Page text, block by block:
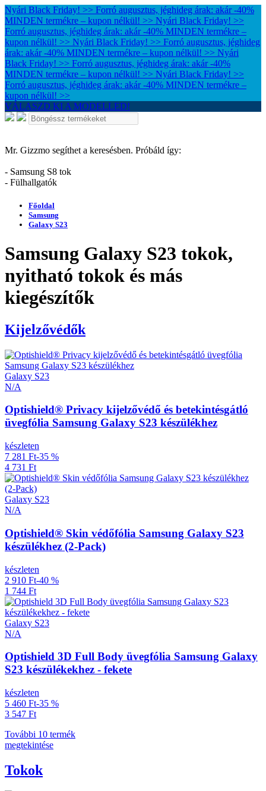
Nyári Black Friday! >> Forró augusztus, jéghideg árak: akár -40%
MINDEN termékre – kupon nélkül! >> Nyári Black Friday! >>
Forró augusztus, jéghideg árak: akár -40% MINDEN termékre –
kupon nélkül! >> Nyári Black Friday! >> Forró augusztus, jéghideg
árak: akár -40% MINDEN termékre – kupon nélkül! >> Nyári
Black Friday! >> Forró augusztus, jéghideg árak: akár -40%
MINDEN termékre – kupon nélkül! >> Nyári Black Friday! >>
Forró augusztus, jéghideg árak: akár -40% MINDEN termékre –
kupon nélkül! >>
VÁLASZD KI A MODELLED!
Mr. Gizzmo segíthet a keresésben. Próbáld így:
- Samsung S8 tok
- Fülhallgatók
Főoldal
Samsung
Galaxy S23
Samsung Galaxy S23 tokok,
nyitható tokok és más
kiegészítők
Kijelzővédők
Galaxy S23
N/A
Optishield® Privacy kijelzővédő és betekintésgátló
üvegfólia Samsung Galaxy S23 készülékhez
készleten
7 281 Ft-35 %
4 731 Ft
Galaxy S23
N/A
Optishield® Skin védőfólia Samsung Galaxy S23
készülékhez (2-Pack)
készleten
2 910 Ft-40 %
1 744 Ft
Galaxy S23
N/A
Optishield 3D Full Body üvegfólia Samsung Galaxy
S23 készülékekhez - fekete
készleten
5 460 Ft-35 %
3 547 Ft
További 10 termék
megtekintése
Tokok